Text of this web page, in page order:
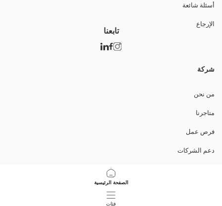
الصفحة الرئيسية
فئات
أسئلة شائعة
الإرجاع
شركة
من نحن
متاجرنا
فرص عمل
دعم الشركات
تابعنا